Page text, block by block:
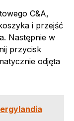
C&A,
i przejść
Następnie w
przycisk
odjęta